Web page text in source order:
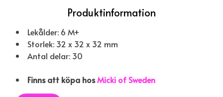
Produktinformation
Lekålder: 6 M+
Storlek: 32 x 32 x 32 mm
Antal delar: 30
Finns att köpa hosMicki of Sweden